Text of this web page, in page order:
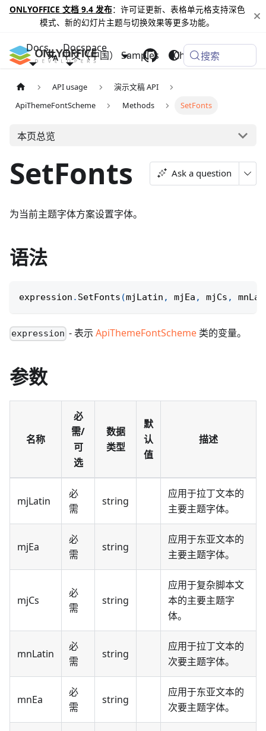
ONLYOFFICE 文档 9.4 发布：许可证更新、表格单元格支持深色
模式、新的幻灯片主题与切换效果等更多功能。
Docs Docspace
Samples Changelog
中文（中国） 搜索
API usage
演示文稿 API
ApiThemeFontScheme
Methods SetFonts
本页总览
SetFonts Ask a question
为当前主题字体方案设置字体。
语法
expression . SetFonts (mjLatin , mjEa , mjCs ,
expression - 表示ApiThemeFontScheme 类的变量。
参数
名称
必
需/
可
选
数据
类型
默
认
值
描述
mjLatin
必
需
string
应用于拉丁文本的
主要主题字体。
mjEa
必
需
string
应用于东亚文本的
主要主题字体。
mjCs
必
需
string
应用于复杂脚本文
本的主要主题字
体。
mnLatin
必
需
string
应用于拉丁文本的
次要主题字体。
mnEa
必
需
string
应用于东亚文本的
次要主题字体。